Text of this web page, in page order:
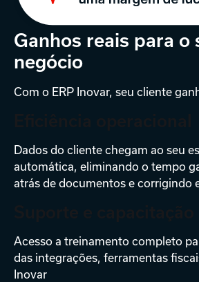
Ganhos reais para o
negócio
Com o ERP Inovar, seu cliente
Dados do cliente chegam ao seu
automática, eliminando o tempo
atrás de documentos e corrigindo
Acesso a treinamento completo
das integrações, ferramentas
Inovar